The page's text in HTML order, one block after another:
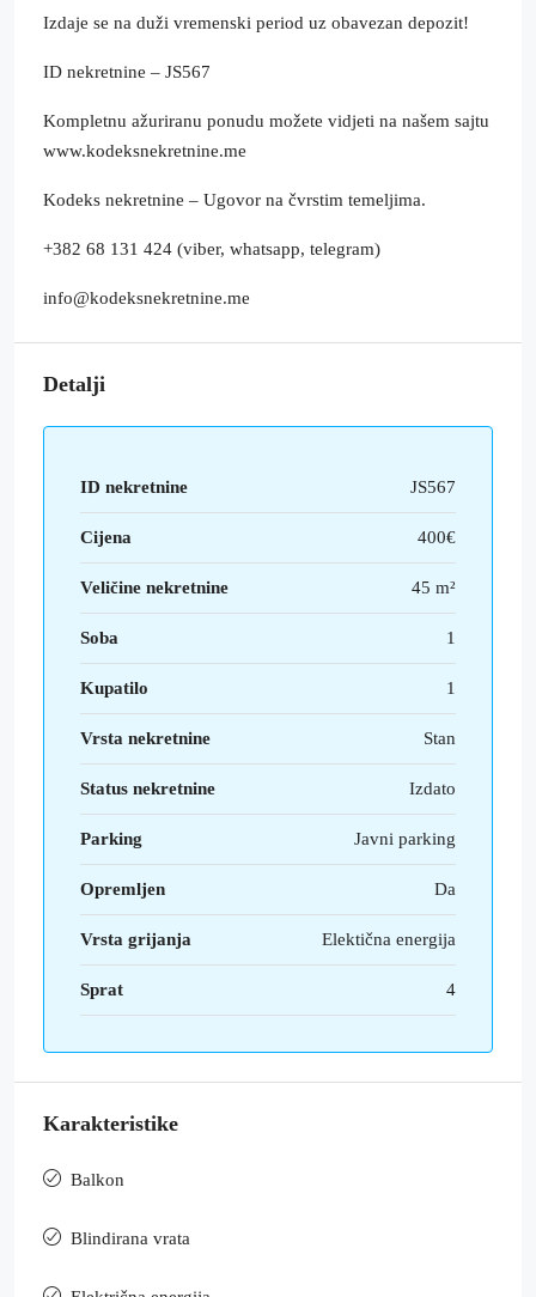
Izdaje se na duži vremenski period uz obavezan depozit!
ID nekretnine – JS567
Kompletnu ažuriranu ponudu možete vidjeti na našem sajtu
www.kodeksnekretnine.me
Kodeks nekretnine – Ugovor na čvrstim temeljima.
+382 68 131 424 (viber, whatsapp, telegram)
info@kodeksnekretnine.me
Detalji
ID nekretnine JS567
Cijena 400€
Veličine nekretnine 45 m²
Soba 1
Kupatilo 1
Vrsta nekretnine Stan
Status nekretnine Izdato
Parking Javni parking
Opremljen Da
Vrsta grijanja Elektična energija
Sprat 4
Karakteristike
Balkon
Blindirana vrata